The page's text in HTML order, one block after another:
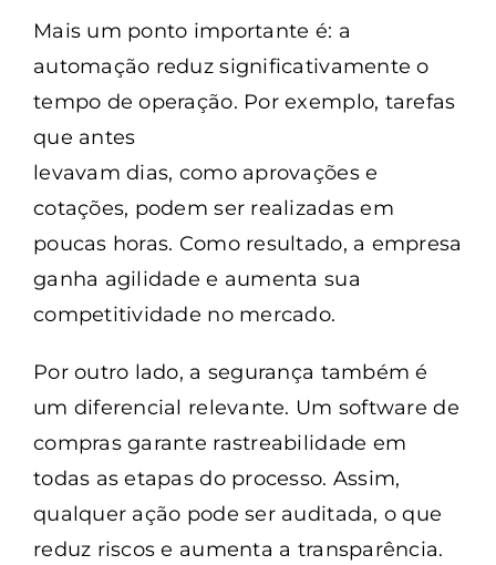
Mais um ponto importante é: a
automação reduz significativamente o
tempo de operação. Por exemplo, tarefas
que antes
levavam dias, como aprovações e
cotações, podem ser realizadas em
poucas horas. Como resultado, a empresa
ganha agilidade e aumenta sua
competitividade no mercado.
Por outro lado, a segurança também é
um diferencial relevante. Um software de
compras garante rastreabilidade em
todas as etapas do processo. Assim,
qualquer ação pode ser auditada, o que
reduz riscos e aumenta a transparência.